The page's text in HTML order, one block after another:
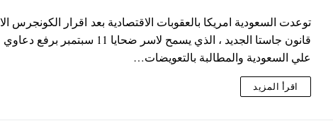
توعدت السعودية امريكا بالعقوبات الاقتصادية بعد اقرار الكونجرس
قانون جاستا الجديد ، الذي يسمح لاسر ضحايا 11
علي السعودية والمطالبة بالتعويضات…
اقرأ المزيد